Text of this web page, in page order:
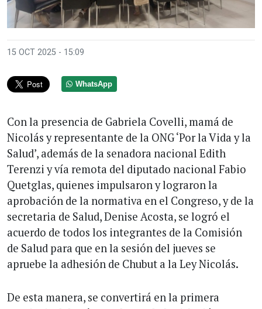
15 OCT 2025 - 15:09
WhatsApp
Con la presencia de Gabriela Covelli, mamá de
Nicolás y representante de la ONG ‘Por la Vida y la
Salud’, además de la senadora nacional Edith
Terenzi y vía remota del diputado nacional Fabio
Quetglas, quienes impulsaron y lograron la
aprobación de la normativa en el Congreso, y de la
secretaria de Salud, Denise Acosta, se logró el
acuerdo de todos los integrantes de la Comisión
de Salud para que en la sesión del jueves se
apruebe la adhesión de Chubut a la Ley Nicolás.
De esta manera, se convertirá en la primera